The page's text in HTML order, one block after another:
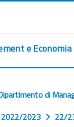
e Economia
di
2022/2023
22/